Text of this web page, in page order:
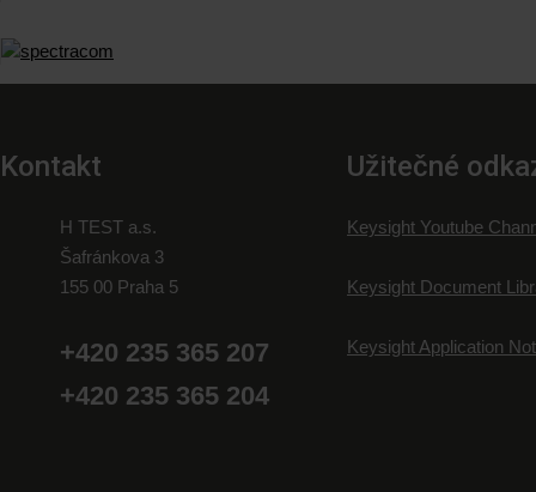
Kontakt
H TEST a.s.
Šafránkova 3
155 00 Praha 5
+420 235 365 207
+420 235 365 204
Užitečné
Keysight Youtube
Keysight Document
Keysight Application